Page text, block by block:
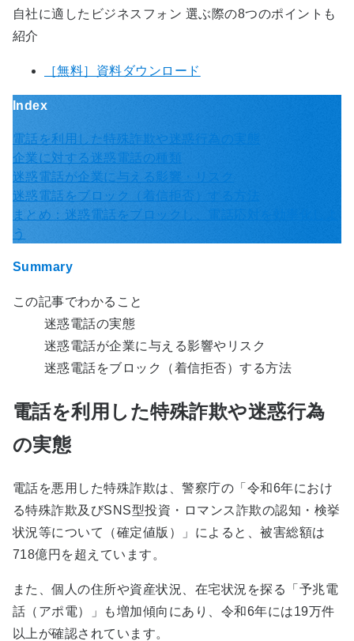
自社に適したビジネスフォン 選ぶ際の8つのポイントも
紹介
［無料］資料ダウンロード
Index
電話を利用した特殊詐欺や迷惑行為の実態
企業に対する迷惑電話の種類
迷惑電話が企業に与える影響・リスク
迷惑電話をブロック（着信拒否）する方法
まとめ：迷惑電話をブロックし、電話応対を効率化しよ
う
Summary
この記事でわかること
迷惑電話の実態
迷惑電話が企業に与える影響やリスク
迷惑電話をブロック（着信拒否）する方法
電話を利用した特殊詐欺や迷惑行為
の実態
電話を悪用した特殊詐欺は、警察庁の「令和6年におけ
る特殊詐欺及びSNS型投資・ロマンス詐欺の認知・検挙
状況等について（確定値版）」によると、被害総額は
718億円を超えています。
また、個人の住所や資産状況、在宅状況を探る「予兆電
話（アポ電）」も増加傾向にあり、令和6年には19万件
以上が確認されています。